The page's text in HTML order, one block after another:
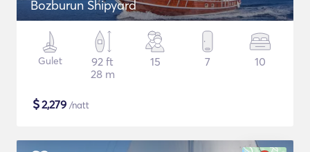
Bozburun Shipyard
Gulet
92 ft
28 m
15 7 10
$2,279 /natt